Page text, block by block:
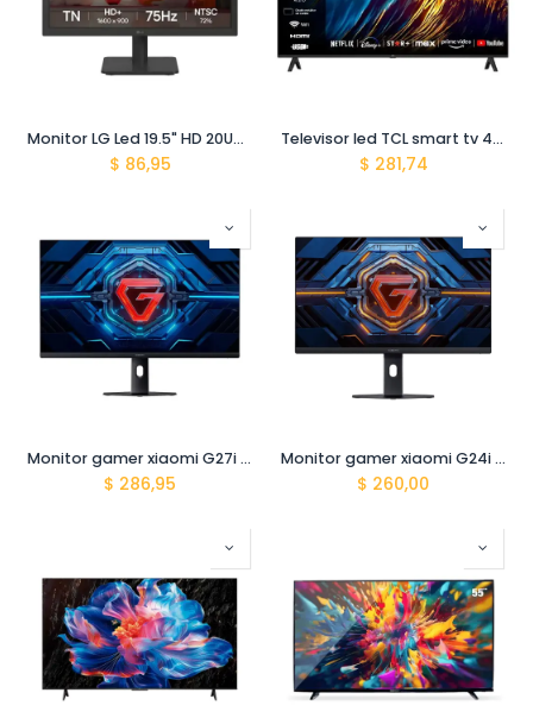
Monitor LG Led 19.5" HD 20U401A1600x900 HDMI 75Hz
$ 86,95
Televisor led TCL smart tv 43" android 43s5400a cbu
$ 281,74
Monitor gamer xiaomi G27i 2026 OM4FF-JP 27" P27FDA-RGGL
$ 286,95
Monitor gamer xiaomi G24i 2026 OM4FE-JP 23.8" P24FDA-RGGL
$ 260,00